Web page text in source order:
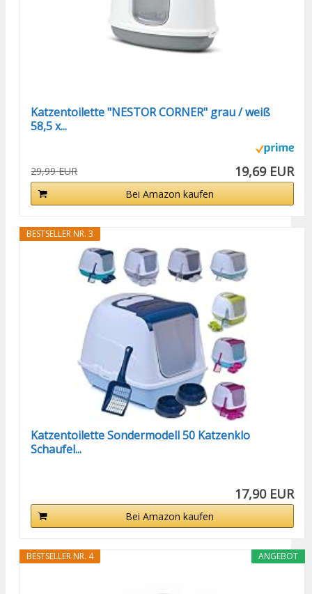
Katzentoilette "NESTOR CORNER" grau / weiß
58,5 x...
29,99 EUR 19,69 EUR
Bei Amazon kaufen
BESTSELLER NR. 3
Katzentoilette Sondermodell 50 Katzenklo
Schaufel...
17,90 EUR
Bei Amazon kaufen
ANGEBOT
BESTSELLER NR. 4